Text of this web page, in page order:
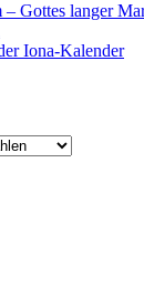
Iona-Kalender